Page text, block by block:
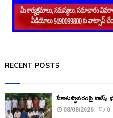
RECENT POSTS
పేకాటస్థావరంపై టాస్క్
08/08/2026 0